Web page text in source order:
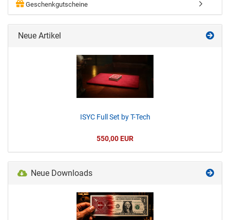
Geschenkgutscheine
Neue Artikel
ISYC Full Set by T-Tech
550,00 EUR
Neue Downloads